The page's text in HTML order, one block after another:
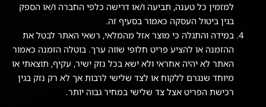
למזמין כל טענה, תביעה ו/או דרישה כלפי החברה ו/או הספק
בגין ביטול העסקה כאמור בסעיף זה.
במידה והתגלה כי מוצר אזל מהמלאי, רשאי האתר לבטל את
ההזמנה או להציע פריט חלופי שווה ערך. בוטלה הזמנה כאמור
האתר לא יהיה אחראי ולא ישא בכל נזק ישיר, עקיף, תוצאתי או
מיוחד שנגרם ללקוח או לצד שלישי לרבות אך לא רק נזק בגין
רכישת הפריט אצל צד שלישי במחיר גבוה יותר.